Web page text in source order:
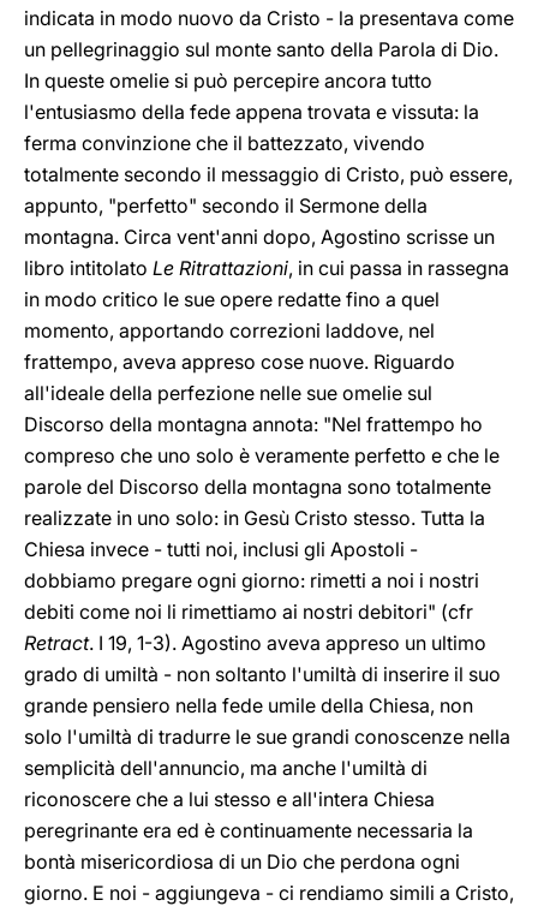
indicata in modo nuovo da Cristo - la presentava come
un pellegrinaggio sul monte santo della Parola di Dio.
In queste omelie si può percepire ancora tutto
l'entusiasmo della fede appena trovata e vissuta: la
ferma convinzione che il battezzato, vivendo
totalmente secondo il messaggio di Cristo, può essere,
appunto, "perfetto" secondo il Sermone della
montagna. Circa vent'anni dopo, Agostino scrisse un
libro intitolato Le Ritrattazioni, in cui passa in rassegna
in modo critico le sue opere redatte fino a quel
momento, apportando correzioni laddove, nel
frattempo, aveva appreso cose nuove. Riguardo
all'ideale della perfezione nelle sue omelie sul
Discorso della montagna annota: "Nel frattempo ho
compreso che uno solo è veramente perfetto e che le
parole del Discorso della montagna sono totalmente
realizzate in uno solo: in Gesù Cristo stesso. Tutta la
Chiesa invece - tutti noi, inclusi gli Apostoli -
dobbiamo pregare ogni giorno: rimetti a noi i nostri
debiti come noi li rimettiamo ai nostri debitori" (cfr
Retract. I 19, 1-3). Agostino aveva appreso un ultimo
grado di umiltà - non soltanto l'umiltà di inserire il suo
grande pensiero nella fede umile della Chiesa, non
solo l'umiltà di tradurre le sue grandi conoscenze nella
semplicità dell'annuncio, ma anche l'umiltà di
riconoscere che a lui stesso e all'intera Chiesa
peregrinante era ed è continuamente necessaria la
bontà misericordiosa di un Dio che perdona ogni
giorno. E noi - aggiungeva - ci rendiamo simili a Cristo,